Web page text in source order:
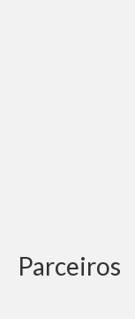
Parceiros